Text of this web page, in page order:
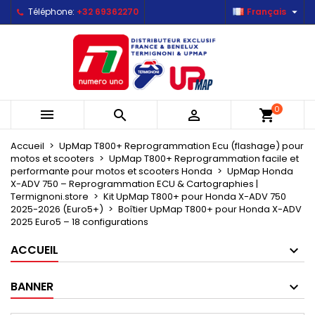
Téléphone: +32 69362270 Français 
   shopping_cart0
Accueil
UpMap T800+ Reprogrammation Ecu (flashage) pour
motos et scooters
UpMap T800+ Reprogrammation facile et
performante pour motos et scooters Honda
UpMap Honda
X-ADV 750 – Reprogrammation ECU & Cartographies |
Termignoni.store
Kit UpMap T800+ pour Honda X-ADV 750
2025-2026 (Euro5+)
Boîtier UpMap T800+ pour Honda X-ADV
2025 Euro5 – 18 configurations
ACCUEIL
BANNER
Mes listes d'envies ×
Créer une nouvelle liste
Créer une liste d'envies ×
Nom de la liste d'envies
Connexion ×
Vous devez être connecté pour ajouter des produits
à votre liste d'envies.
Annuler Connexion